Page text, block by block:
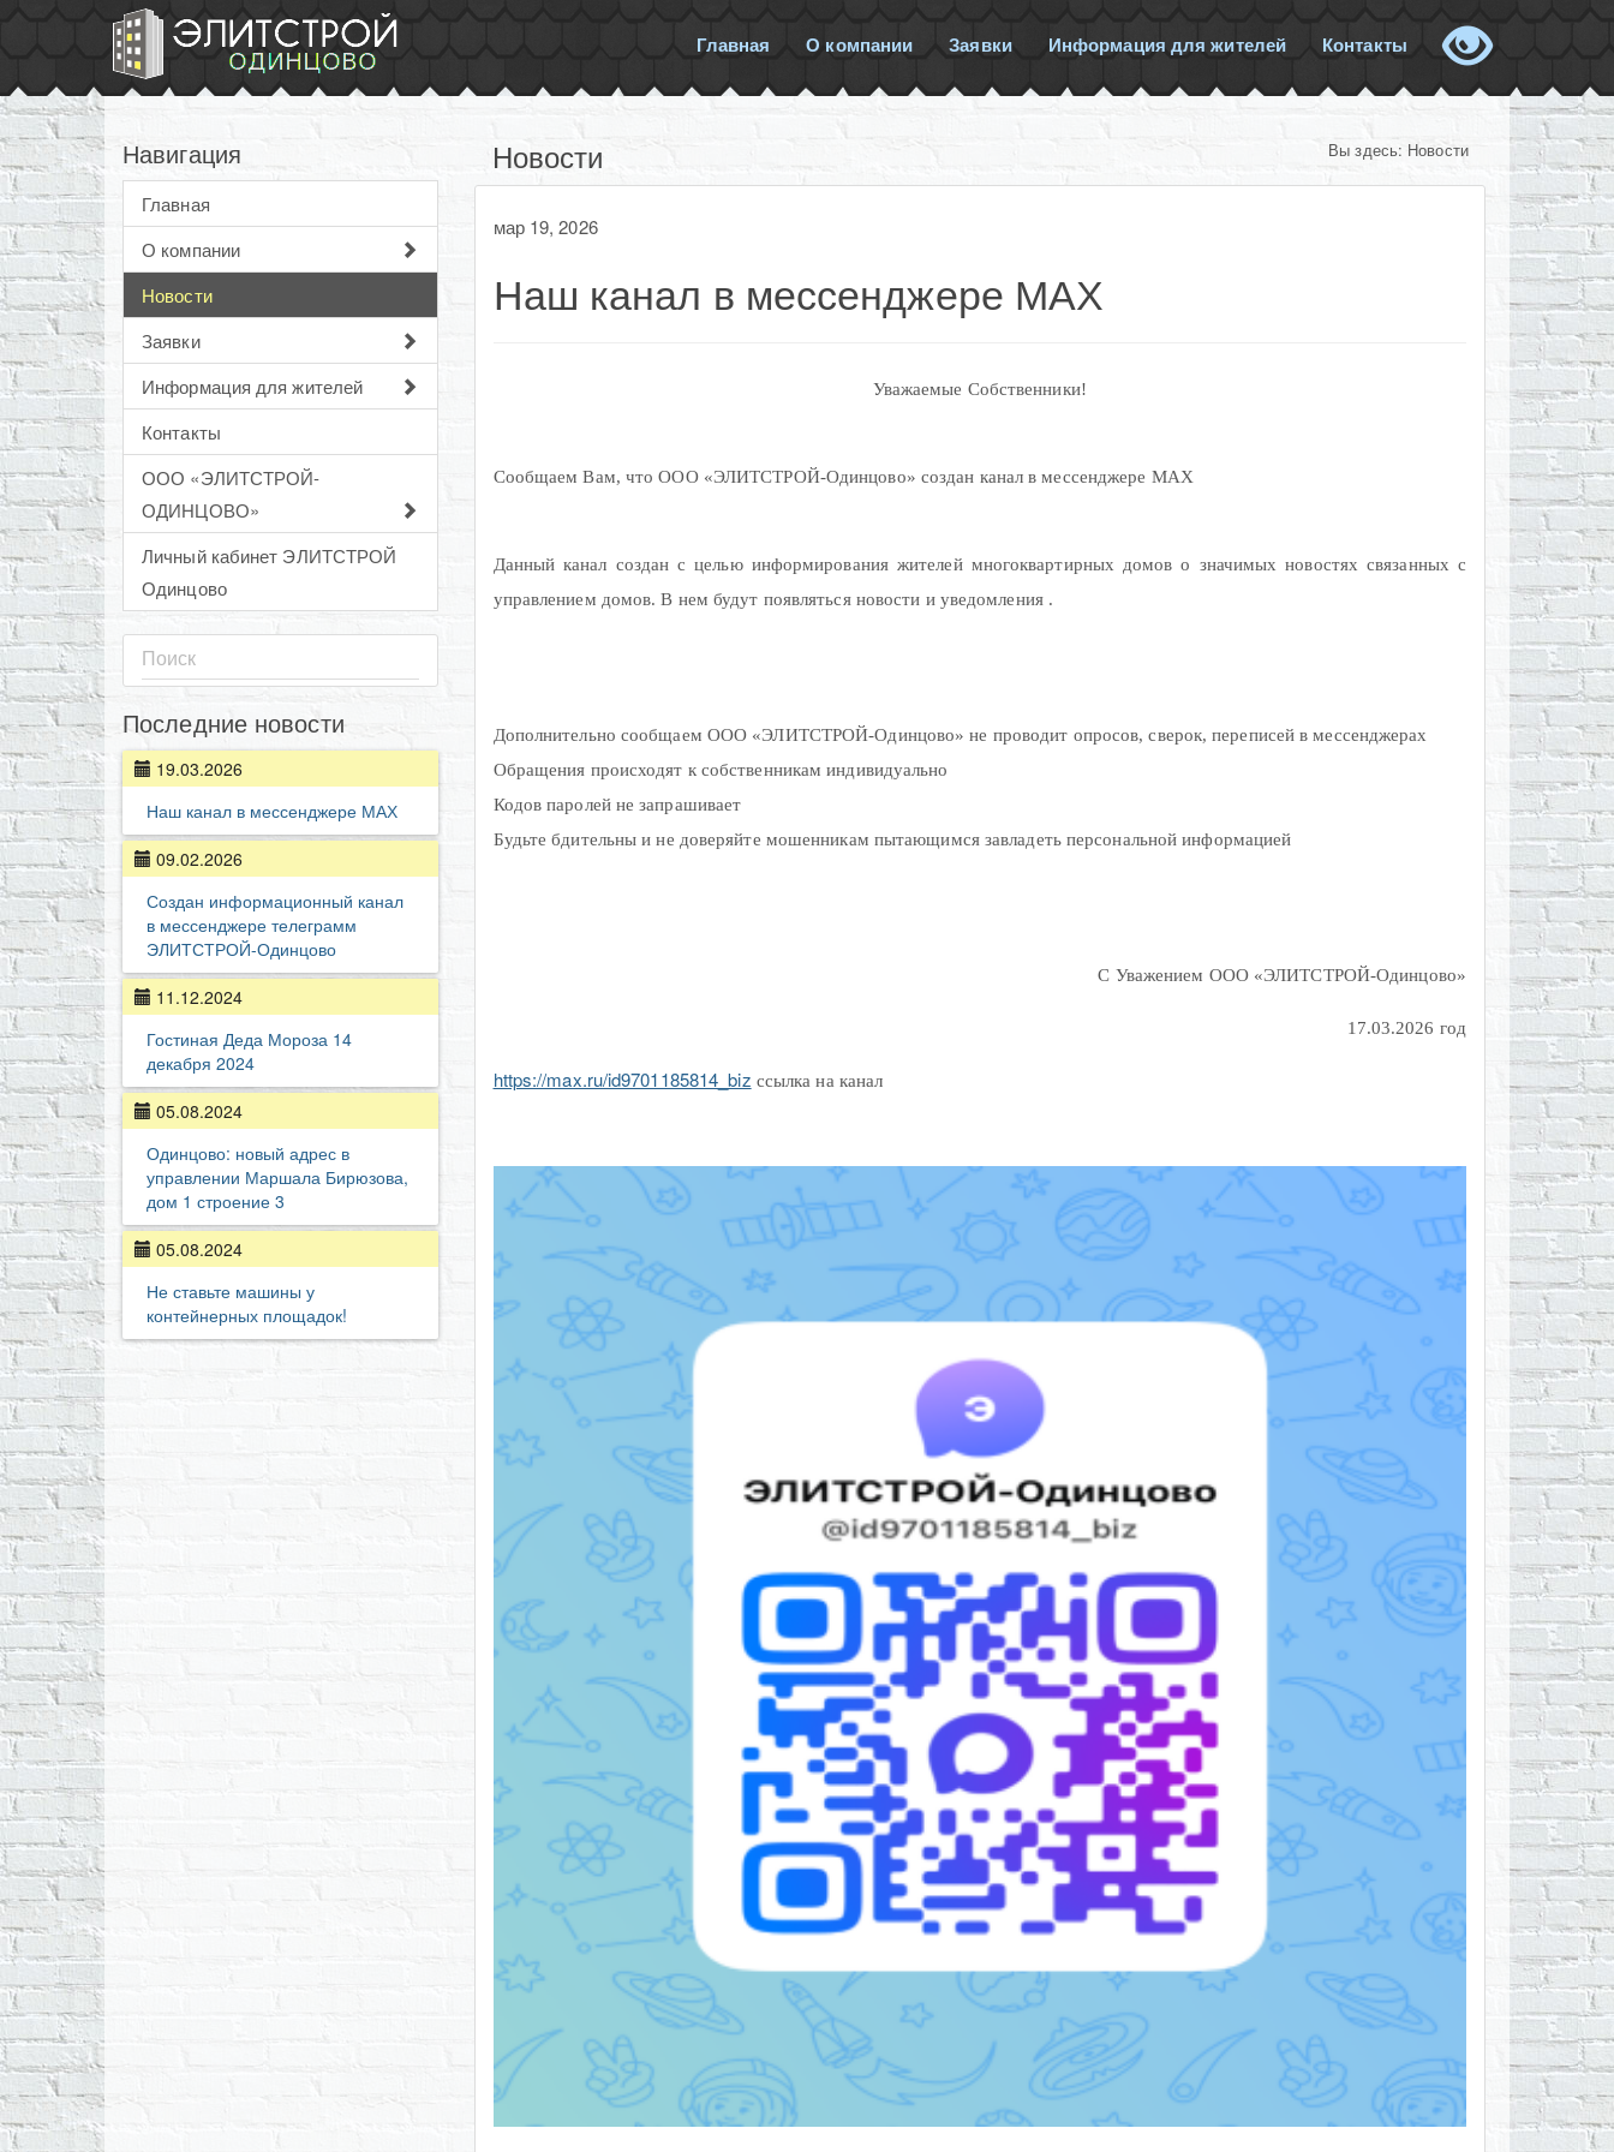
Главная О компании Заявки Информация для жителей Контакты
Навигация
Главная
О компании
Новости
Заявки
Информация для жителей
Контакты
ООО «ЭЛИТСТРОЙ-
ОДИНЦОВО»
Личный кабинет ЭЛИТСТРОЙ
Одинцово
Последние новости
19.03.2026
Наш канал в мессенджере МАХ
09.02.2026
Создан информационный канал
в мессенджере телеграмм
ЭЛИТСТРОЙ-Одинцово
11.12.2024
Гостиная Деда Мороза 14
декабря 2024
05.08.2024
Одинцово: новый адрес в
управлении Маршала Бирюзова,
дом 1 строение 3
05.08.2024
Не ставьте машины у
контейнерных площадок!
Новости Вы здесь: Новости
мар 19, 2026
Наш канал в мессенджере МАХ
Уважаемые Собственники!
Сообщаем Вам, что ООО «ЭЛИТСТРОЙ-Одинцово» создан канал в мессенджере МАХ
Данный канал создан с целью информирования жителей многоквартирных домов о значимых новостях связанных с
управлением домов. В нем будут появляться новости и уведомления .
Дополнительно сообщаем ООО «ЭЛИТСТРОЙ-Одинцово» не проводит опросов, сверок, переписей в мессенджерах
Обращения происходят к собственникам индивидуально
Кодов паролей не запрашивает
Будьте бдительны и не доверяйте мошенникам пытающимся завладеть персональной информацией
С Уважением ООО «ЭЛИТСТРОЙ-Одинцово»
17.03.2026 год
https://max.ru/id9701185814_biz ссылка на канал